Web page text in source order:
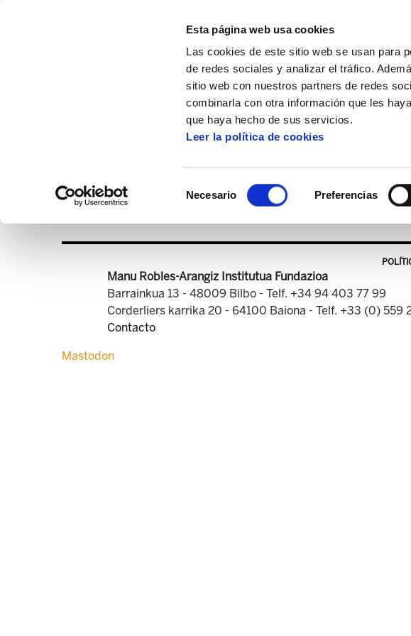
Esta página web usa cookies
Las cookies de este sitio web se usan para
de redes sociales y analizar el tráfico.
sitio web con nuestros partners de redes
combinarla con otra información que les
que haya hecho de sus servicios.
Leer la política de cookies
Necesario Preferencias
Viejas imagenes-1 astekaria-
Manu Robles-Arangiz Institutua Fundazioa
Barrainkua 13 - 48009 Bilbo - Telf. +34 94 403 77 99
Corderliers karrika 20 - 64100 Baiona - Telf. +33 (0) 559
Contacto
Mastodon